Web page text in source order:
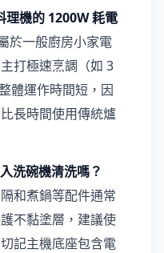
機的 1200W 耗電
於一般廚房小家電
打極速烹調（如 3
體運作時間短，因
長時間使用傳統爐
洗碗機清洗嗎？
和煮鍋等配件通常
不黏塗層，建議使
記主機底座包含電